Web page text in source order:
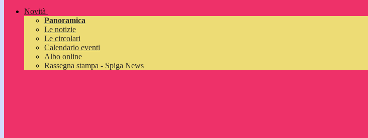
Novità
Panoramica
Le notizie
Le circolari
Calendario eventi
Albo online
Rassegna stampa - Spiga News